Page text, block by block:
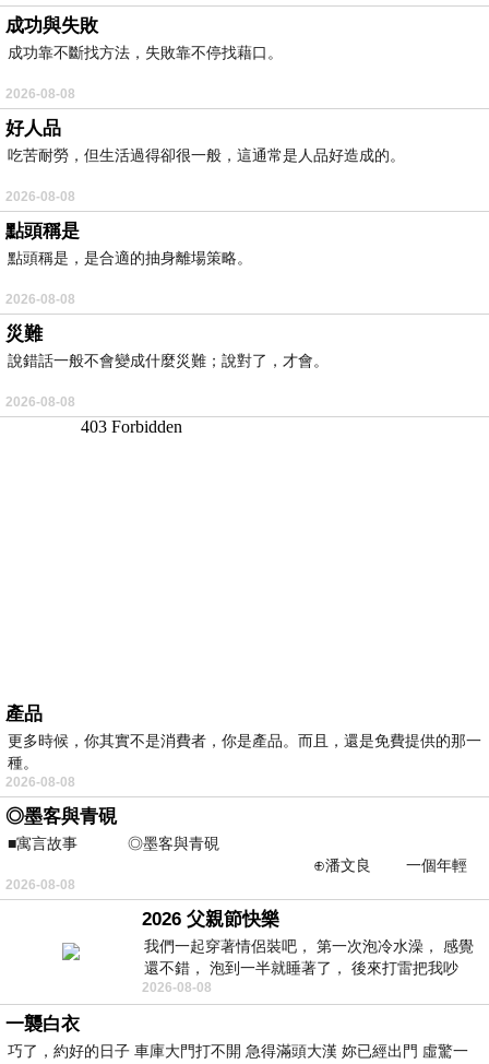
成功與失敗
成功靠不斷找方法，失敗靠不停找藉口。
2026-08-08
好人品
吃苦耐勞，但生活過得卻很一般，這通常是人品好造成的。
2026-08-08
點頭稱是
點頭稱是，是合適的抽身離場策略。
2026-08-08
災難
說錯話一般不會變成什麼災難；說對了，才會。
2026-08-08
產品
更多時候，你其實不是消費者，你是產品。而且，還是免費提供的那一
種。
2026-08-08
◎墨客與青硯
■寓言故事 ◎墨客與青硯
⊕潘文良 一個年輕
的墨客，在京城的古玩肆裡
2026-08-08
2026 父親節快樂
我們一起穿著情侶裝吧， 第一次泡冷水澡， 感覺
還不錯， 泡到一半就睡著了， 後來打雷把我吵
醒， 手
2026-08-08
一襲白衣
巧了，約好的日子 車庫大門打不開 急得滿頭大漢 妳已經出門 虛驚一